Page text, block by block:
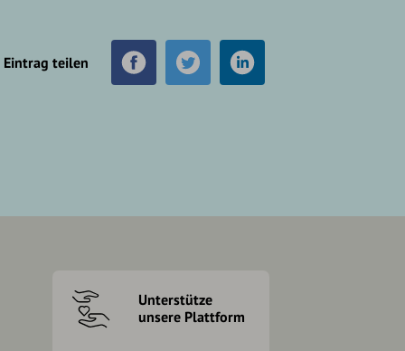
Eintrag teilen
Unterstütze
unsere Plattform